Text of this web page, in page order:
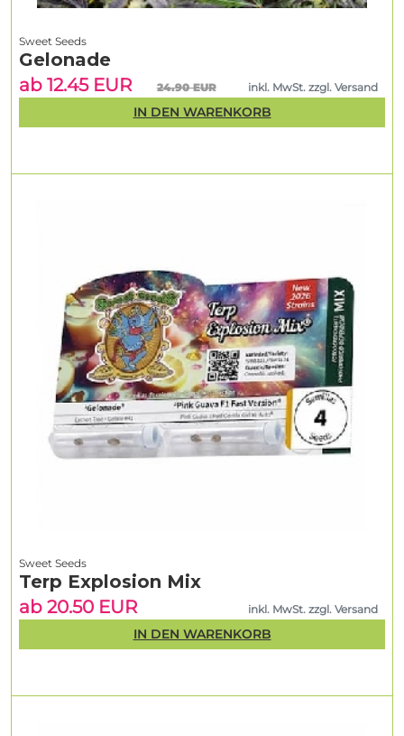
Sweet Seeds
Terp Explosion Mix
ab 20.50 EUR
inkl. MwSt. zzgl. Versand
IN DEN WARENKORB
Sweet Seeds
Gelonade
ab 12.45 EUR
24.90 EUR inkl. MwSt. zzgl. Versand
IN DEN WARENKORB